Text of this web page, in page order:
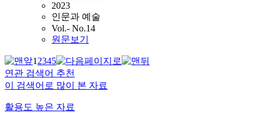
2023
인문과 예술
Vol.- No.14
원문보기
12345
연관 검색어 추천
이 검색어로 많이 본 자료
활용도 높은 자료